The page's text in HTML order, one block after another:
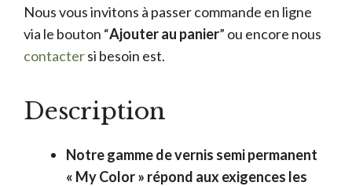
Nous vous invitons à passer commande en ligne
via le bouton “Ajouter au panier” ou encore nous
contactersi besoin est.
Description
Notre gamme de vernis semi permanent
« My Color » répond aux exigences les